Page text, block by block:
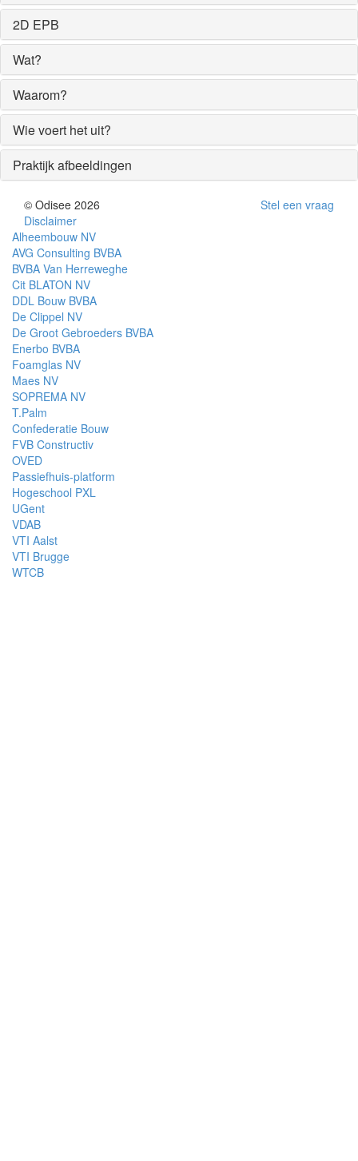
2D EPB
Wat?
Waarom?
Wie voert het uit?
Praktijk afbeeldingen
© Odisee 2026
Disclaimer
Stel een vraag
Alheembouw NV
AVG Consulting BVBA
BVBA Van Herreweghe
Cit BLATON NV
DDL Bouw BVBA
De Clippel NV
De Groot Gebroeders BVBA
Enerbo BVBA
Foamglas NV
Maes NV
SOPREMA NV
T.Palm
Confederatie Bouw
FVB Constructiv
OVED
Passiefhuis-platform
Hogeschool PXL
UGent
VDAB
VTI Aalst
VTI Brugge
WTCB